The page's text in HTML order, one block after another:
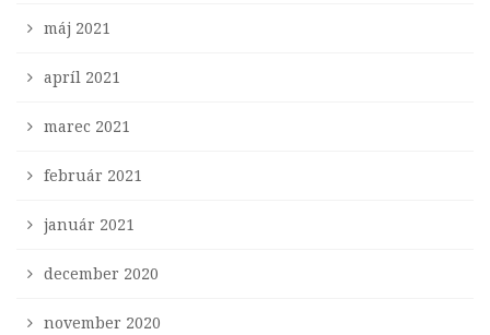
máj 2021
apríl 2021
marec 2021
február 2021
január 2021
december 2020
november 2020